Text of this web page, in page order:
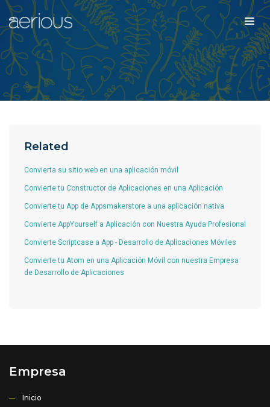
Related
Convierta su sitio web en una aplicación móvil
Convierte tu Constructor de Aplicaciones en una Aplicación
Convierte tu App de Appsmakerstore a una aplicación nativa
Convierte AppYourself a Aplicación con Nuestra Ayuda Profesional
Convierte Scriptcase a App - Desarrollo de Aplicaciones Móviles
Convierte tu Atom en una Aplicación Móvil con nuestra Empresa
de Desarrollo de Aplicaciones
Empresa
Inicio